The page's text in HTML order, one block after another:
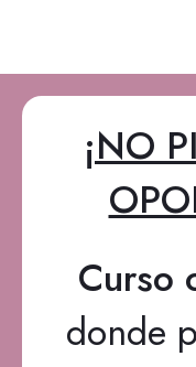
¡NO
Curso
donde